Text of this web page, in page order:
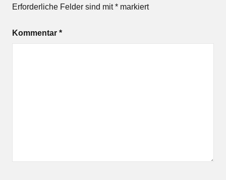
Erforderliche Felder sind mit* markiert
Kommentar *